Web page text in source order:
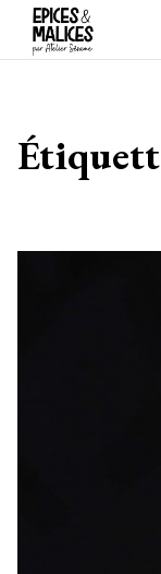
Skip to content